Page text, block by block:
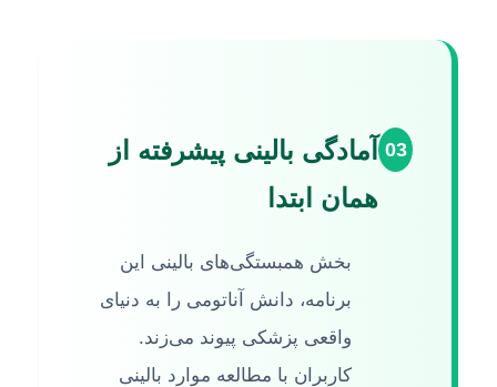
03 آمادگی بالینی پیشرفته از
همان ابتدا
بخش همبستگی‌های بالینی این
برنامه، دانش آناتومی را به دنیای
واقعی پزشکی پیوند می‌زند.
کاربران با مطالعه موارد بالینی